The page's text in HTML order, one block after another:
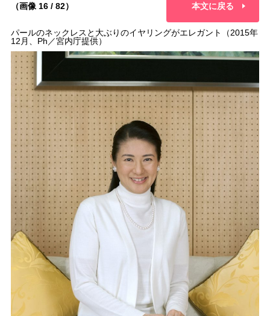
（画像 16 / 82） 本文に戻る
パールのネックレスと大ぶりのイヤリングがエレガント（2015年
12月、Ph／宮内庁提供）